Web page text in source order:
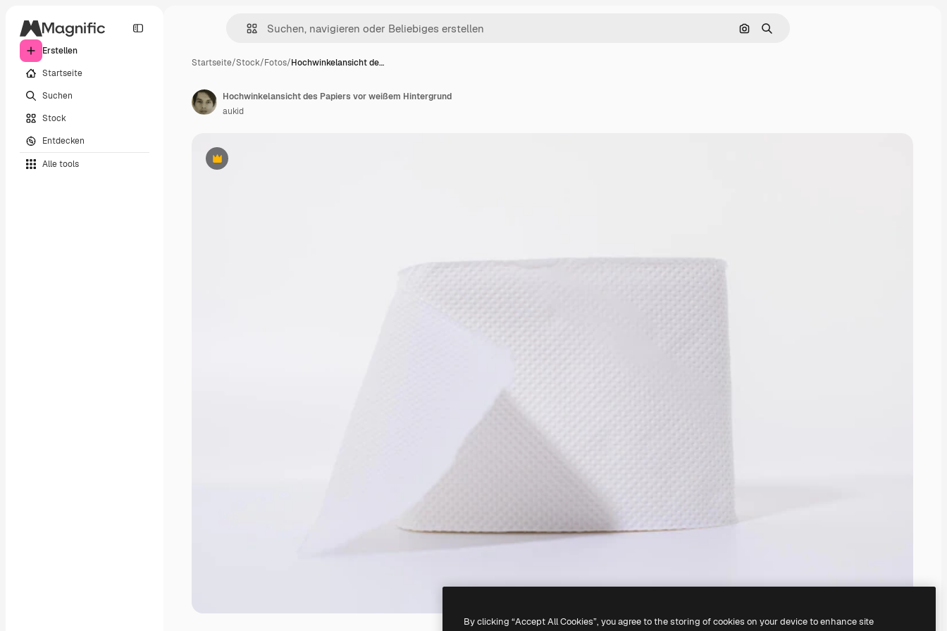
Erstellen
Startseite
Suchen
Stock
Entdecken
Alle tools
Nach Bild suchen
Suchen
Startseite/Stock/Fotos/Hochwinkelansicht de…
Premium
Hochwinkelansicht des Papiers vor weißem Hintergrund
aukid
By clicking “Accept All Cookies”, you agree to the storing of cookies on your device to enhance site